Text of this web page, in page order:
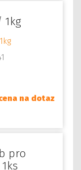
1kg
na dotaz
pro